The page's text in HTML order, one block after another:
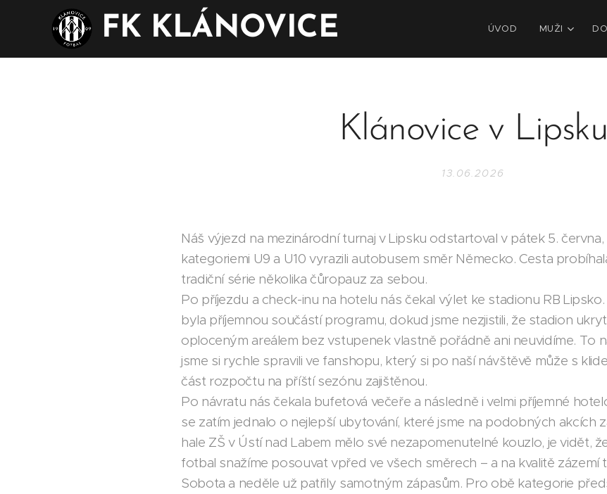
FK KLÁNOVICE ÚVOD MUŽI
Klánovice v Lipsku
13.06.2026
Náš výjezd na mezinárodní turnaj v Lipsku odstartoval v pátek 5.
kategoriemi U9 a U10 vyrazili autobusem směr Německo. Cesta
tradiční série několika čůropauz za sebou.
Po příjezdu a check-inu na hotelu nás čekal výlet ke stadionu RB
byla příjemnou součástí programu, dokud jsme nezjistili, že stadion
oploceným areálem bez vstupenek vlastně pořádně ani neuvidíme. To
jsme si rychle spravili ve fanshopu, který si po naší návštěvě může s
část rozpočtu na příští sezónu zajištěnou.
Po návratu nás čekala bufetová večeře a následně i velmi příjemné
se zatím jednalo o nejlepší ubytování, které jsme na podobných akcích
hale ZŠ v Ústí nad Labem mělo své nezapomenutelné kouzlo, je vidět,
fotbal snažíme posouvat vpřed ve všech směrech – a na kvalitě
Sobota a neděle už patřily samotným zápasům. Pro obě kategorie